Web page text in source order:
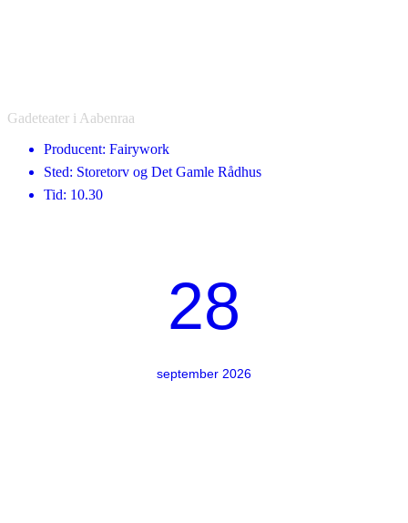
Gadeteater i Aabenraa
Producent: Fairywork
Sted: Storetorv og Det Gamle Rådhus
Tid: 10.30
28
september 2026